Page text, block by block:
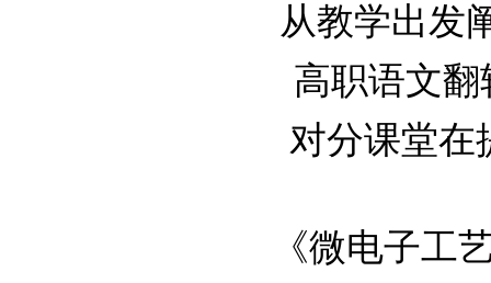
从教学出发
高职语文
对分课堂在
《微电子工